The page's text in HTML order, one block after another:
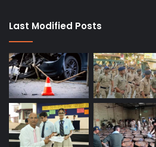
Last Modified Posts